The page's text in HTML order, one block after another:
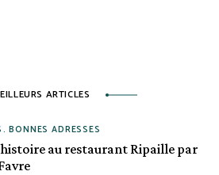
ARTICLES
BONNES ADRESSES
au restaurant Ripaille par